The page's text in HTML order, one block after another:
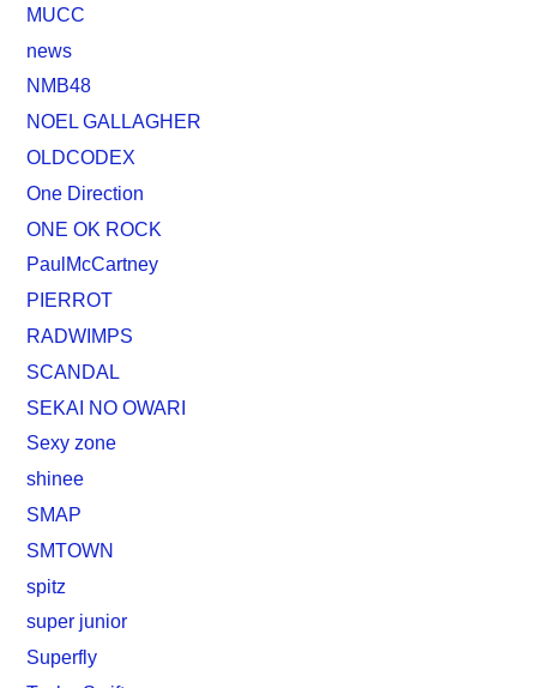
MUCC
news
NMB48
NOEL GALLAGHER
OLDCODEX
One Direction
ONE OK ROCK
PaulMcCartney
PIERROT
RADWIMPS
SCANDAL
SEKAI NO OWARI
Sexy zone
shinee
SMAP
SMTOWN
spitz
super junior
Superfly